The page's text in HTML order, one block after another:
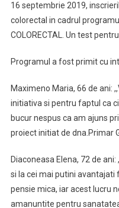
16 septembrie 2019,
colorectal in cadrul
COLORECTAL. Un test
Programul a fost primit cu
Maximeno Maria, 66 de ani:
initiativa si pentru faptul ca
bucur nespus ca am ajuns
proiect initiat de dna.Primar
Diaconeasa Elena, 72 de
si la cei mai putini avantajati
pensie mica, iar acest lucru
amanuntite pentru